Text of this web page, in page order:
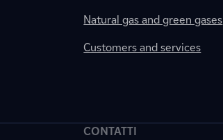
Natural gas and green gases
Customers and services
CONTATTI